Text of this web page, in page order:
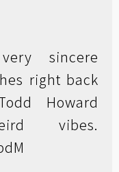
sincere
right back
Howard
vibes.